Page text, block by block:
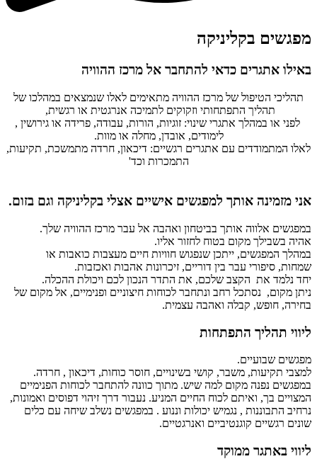
מפגשים בקליניקה
באילו אתגרים כדאי להתחבר אל מרכז ההוויה
תהליכי הטיפול של מרכז ההוויה מתאימים לאלו שנמצאים במהלכו של
תהליך התפתחותי וזקוקים לתמיכה אנרגטית או רגשית,
לפני או במהלך אתגרי שינוי: זוגיות, הורות, עבודה, פרידה או גירושין ,
לימודים, אובדן, מחלה או מוות.
לאלו המתמודדים עם אתגרים רגשיים: דיכאון, חרדה מתמשכת, תקיעות,
התמכרות וכד'
אני מזמינה אותך למפגשים אישיים אצלי בקליניקה וגם בזום.
במפגשים אלווה אותך בביטחון ואהבה אל עבר מרכז ההוויה שלך.
אהיה בשבילך מקום בטוח לחזור אליו.
במהלך המפגשים, ייתכן שנפגוש חוויות חיים מעצבות כואבות או
שמחות, סיפורי עבר בין דוריים, זיכרונות אהבות ואכזבות.
יחד נלמד את הקצב שלכם, את התדר הנכון לכם ויכולת ההכלה.
ניתן מקום, נסתכל רחב ונתחבר לכוחות חיצוניים ופנימיים, אל מקום של
בחירה, חופש, קבלה ואהבה עצמית.
ליווי תהליך התפתחות
מפגשים שבועיים.
למצבי תקיעות, משבר, קושי בשינויים, חוסר כוחות, דיכאון , חרדה.
במפגשים נפנה מקום למה שיש. מתוך כוונה להתחבר לכוחות הפנימיים
המצויים בך, ואיתם לכוח החיים המניע. נעבור דרך זיהוי דפוסים ואמונות,
נרחיב התבוננות , נגמיש יכולות וננוע . במפגשים נשלב שיחה עם כלים
שונים רגשיים קוגנטיביים ואנרגטיים.
ליווי באתגר ממוקד